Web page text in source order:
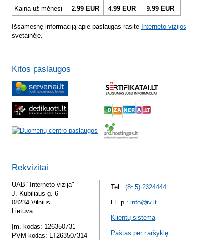
Kaina už mėnesį
2.99 EUR 4.99 EUR 9.99 EUR
Išsamesnę informaciją apie paslaugas rasite Interneto vizijos
svetainėje.
Kitos paslaugos
Rekvizitai
UAB "Interneto vizija"
J. Kubiliaus g. 6
08234 Vilnius
Lietuva
Įm. kodas: 126350731
PVM kodas: LT263507314
Tel.: (8~5) 2324444
El. p.: info@iv.lt
Klientų sistema
Paštas per naršyklę